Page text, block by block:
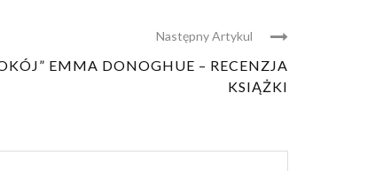
Następny Artykul
EMMA DONOGHUE – RECENZJA
KSIĄŻKI